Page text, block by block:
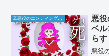
②悪役のエンディングは死のみ
悪役
ベ
ら
悪役